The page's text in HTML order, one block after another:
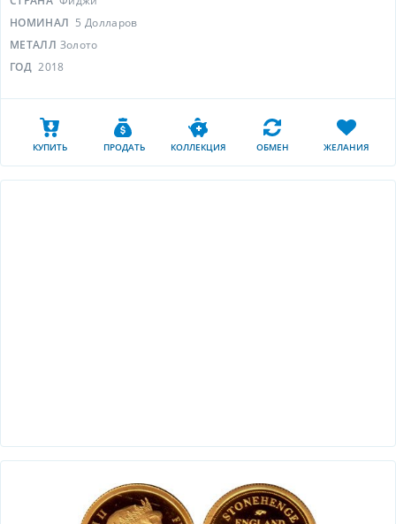
НОМИНАЛ 5 Долларов
МЕТАЛЛ Золото
ГОД 2018
КУПИТЬ ПРОДАТЬ КОЛЛЕКЦИЯ ОБМЕН ЖЕЛАНИЯ